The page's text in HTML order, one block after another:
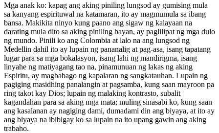
Mga anak ko: kapag ang aking piniling lungsod ay gumising mula
sa kanyang espirituwal na katamaran, ito ay magmumula sa ibang
bansa. Makikita ninyo kung paano ang sigaw ng kalayaan na
darating mula dito sa aking piniling bayan, ay paglilipat ng mga dulo
ng mundo. Pinili ko ang Colombia at lalo na ang lungsod ng
Medellin dahil ito ay lupain ng pananalig at pag-asa, isang tapatang
lugar para sa mga bokalasyon, isang lahi ng mandirigma, isang
linyahe ng matiyagang tao na, pinamunuan ng lakas ng aking
Espiritu, ay magbabago ng kapalaran ng sangkatauhan. Lupain ng
pagiging masidhing panalangin at pagsamba, kung saan mayroon pa
ring takot kay Dios; lupain ng malaking kontrasto, subalit
kagandahan para sa aking mga mata; muling sinasabi ko, kung saan
ang kasalanan ay nagiging dami, dumadami din ang biyaya, at ito ay
ang biyaya na ibibigay ko sa lupain na ito upang gawin ang aking
trabaho.